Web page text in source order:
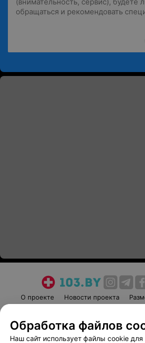
О проекте Новости проекта
Пользовательское соглашение
Вакансии
Обработка файлов
Наш сайт использует файлы cookie для